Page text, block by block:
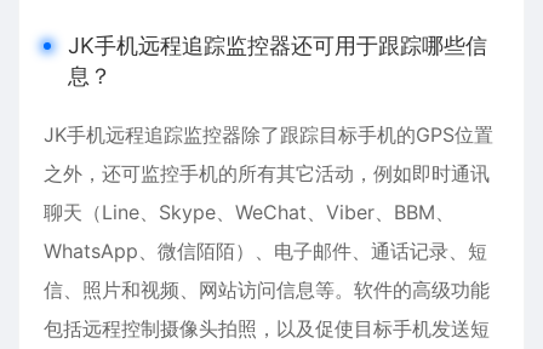
JK手机远程追踪监控器还可用于跟踪哪些信
息？
JK手机远程追踪监控器除了跟踪目标手机的GPS位置
之外，还可监控手机的所有其它活动，例如即时通讯
聊天（Line、Skype、WeChat、Viber、BBM、
WhatsApp、微信陌陌）、电子邮件、通话记录、短
信、照片和视频、网站访问信息等。软件的高级功能
包括远程控制摄像头拍照，以及促使目标手机发送短